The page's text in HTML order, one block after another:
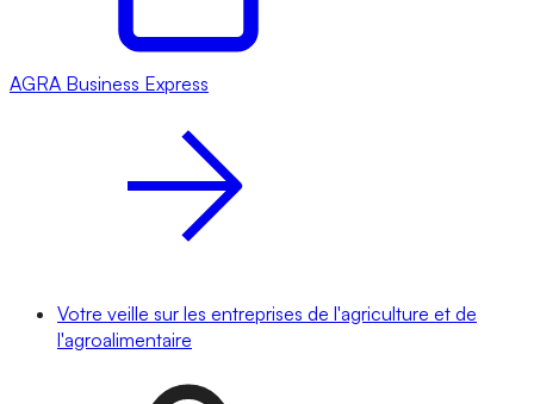
AGRA Business Express
Votre veille sur les entreprises de l'agriculture et de
l'agroalimentaire